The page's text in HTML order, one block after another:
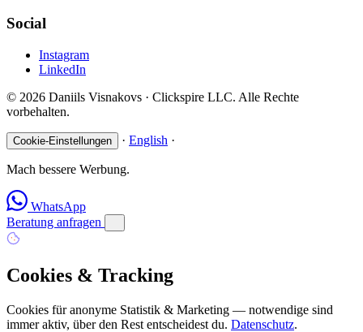
Social
Instagram
LinkedIn
© 2026 Daniils Visnakovs · Clickspire LLC. Alle Rechte
vorbehalten.
Cookie-Einstellungen · English ·
Mach bessere Werbung.
WhatsApp
Beratung anfragen
Cookies & Tracking
Cookies für anonyme Statistik & Marketing — notwendige sind
immer aktiv, über den Rest entscheidest du. Datenschutz.